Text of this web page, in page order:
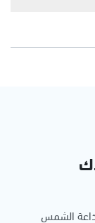
الشمس